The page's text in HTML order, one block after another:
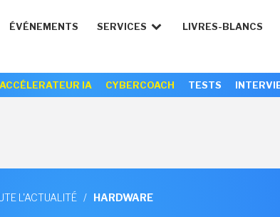
ÉVÉNEMENTS SERVICES LIVRES-BLANCS
ACCÉLERATEUR IA CYBERCOACH TESTS
L'ACTUALITÉ / HARDWARE